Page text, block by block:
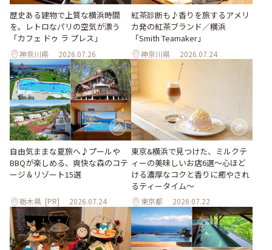
歴史ある建物で上質な横浜時間
を。レトロなパリの空気が漂う
「カフェ ドゥ ラ プレス」
神奈川県 2026.07.26
紅茶診断も♪香りを旅するアメリ
カ発の紅茶ブランド／横浜
「Smith Teamaker」
神奈川県 2026.07.24
自由気ままな夏旅へ♪プールや
BBQが楽しめる、爽快な森のコテ
ージ＆リゾート15選
栃木県 [PR] 2026.07.24
東京&横浜で見つけた、ミルクテ
ィーの美味しいお店6選～心ほど
ける濃厚なコクと香りに癒やされ
るティータイム～
東京都 2026.07.22